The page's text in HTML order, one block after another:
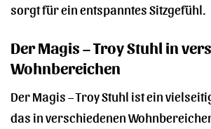
sorgt für ein entspanntes Sitzgefühl.
Der Magis – Troy Stuhl in
Wohnbereichen
Der Magis – Troy Stuhl ist ein
das in verschiedenen